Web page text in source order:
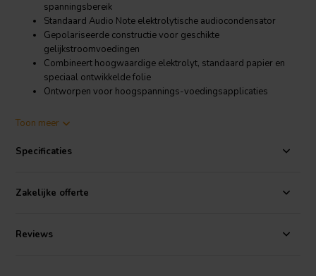
spanningsbereik
Standaard Audio Note elektrolytische audiocondensator
Gepolariseerde constructie voor geschikte
gelijkstroomvoedingen
Combineert hoogwaardige elektrolyt, standaard papier en
speciaal ontwikkelde folie
Ontworpen voor hoogspannings-voedingsapplicaties
Productdetails Audio Note CAP-100-STDR-100U-500V
Standaard Gepolariseerde Elektrolytische Condensator
Audio Note’s standaard elektrolytische audiocondensatorreeks. Het
materiaalkeuze belangrijk zijn.
Toon meer
Specificaties
Zakelijke offerte
Reviews